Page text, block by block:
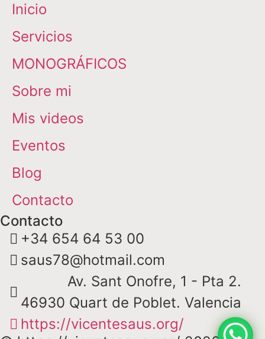
Inicio
Servicios
MONOGRÁFICOS
Sobre mi
Mis videos
Eventos
Blog
Contacto
Contacto
+34 654 64 53 00
saus78@hotmail.com
Av. Sant Onofre, 1 - Pta 2.
46930 Quart de Poblet. Valencia
https://vicentesaus.org/